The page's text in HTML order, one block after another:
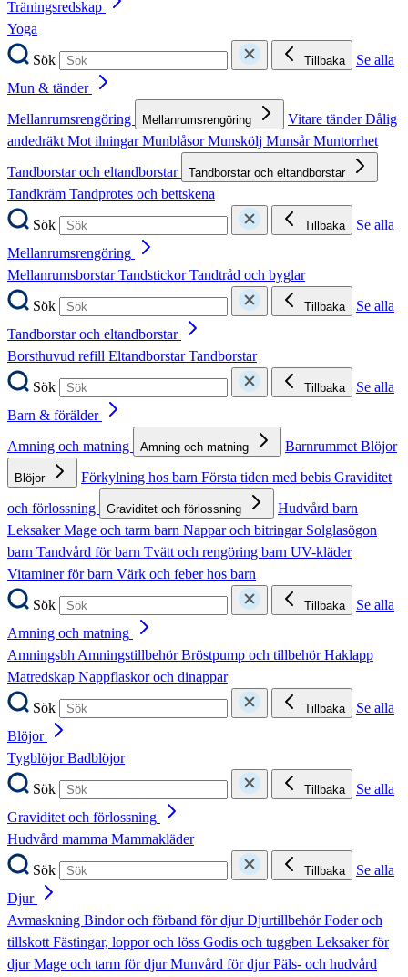
Träningsredskap
Yoga
Sök
Tillbaka
Se alla
Mun & tänder
Mellanrumsrengöring
Mellanrumsrengöring Vitare tänderDålig
andedräktMot ilningarMunblåsorMunskölj MunsårMuntorrhet
Tandborstar och eltandborstar
Tandborstar och eltandborstar
Tandkräm Tandprotes och bettskena
Sök
Tillbaka
Se alla
Mellanrumsrengöring
MellanrumsborstarTandstickorTandtråd och byglar
Sök
Tillbaka
Se alla
Tandborstar och eltandborstar
Borsthuvud refill EltandborstarTandborstar
Sök
Tillbaka
Se alla
Barn & förälder
Amning och matning
Amning och matning BarnrummetBlöjor
Blöjor Förkylning hos barn Första tiden med bebis Graviditet
och förlossning
Graviditet och förlossning
Hudvård barn
LeksakerMage och tarm barn Nappar och bitringar Solglasögon
barn Tandvård för barn Tvätt och rengöring barn UV-kläder
Vitaminer för barn Värk och feber hos barn
Sök
Tillbaka
Se alla
Amning och matning
AmningsbhAmningstillbehörBröstpump och tillbehörHaklapp
Matredskap Nappflaskor och dinappar
Sök
Tillbaka
Se alla
Blöjor
TygblöjorBadblöjor
Sök
Tillbaka
Se alla
Graviditet och förlossning
Hudvård mamma Mammakläder
Sök
Tillbaka
Se alla
Djur
Avmaskning Bindor och förband för djurDjurtillbehörFoder och
tillskottFästingar, loppor och löss Godis och tuggben Leksaker för
djurMage och tarm för djurMunvård för djurPäls- och hudvård